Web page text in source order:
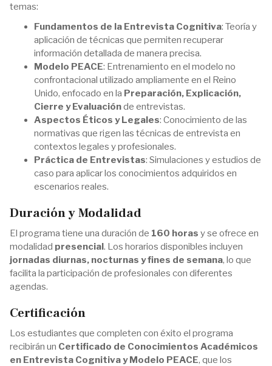
temas:
Fundamentos de la Entrevista Cognitiva: Teoría y
aplicación de técnicas que permiten recuperar
información detallada de manera precisa.
Modelo PEACE: Entrenamiento en el modelo no
confrontacional utilizado ampliamente en el Reino
Unido, enfocado en la Preparación, Explicación,
Cierre y Evaluaciónde entrevistas.
Aspectos Éticos y Legales: Conocimiento de las
normativas que rigen las técnicas de entrevista en
contextos legales y profesionales.
Práctica de Entrevistas: Simulaciones y estudios de
caso para aplicar los conocimientos adquiridos en
escenarios reales.
Duración y Modalidad
El programa tiene una duración de 160 horas y se ofrece en
modalidad presencial. Los horarios disponibles incluyen
jornadas diurnas, nocturnas y fines de semana, lo que
facilita la participación de profesionales con diferentes
agendas​.
Certificación
Los estudiantes que completen con éxito el programa
recibirán un Certificado de Conocimientos Académicos
en Entrevista Cognitiva y Modelo PEACE, que los